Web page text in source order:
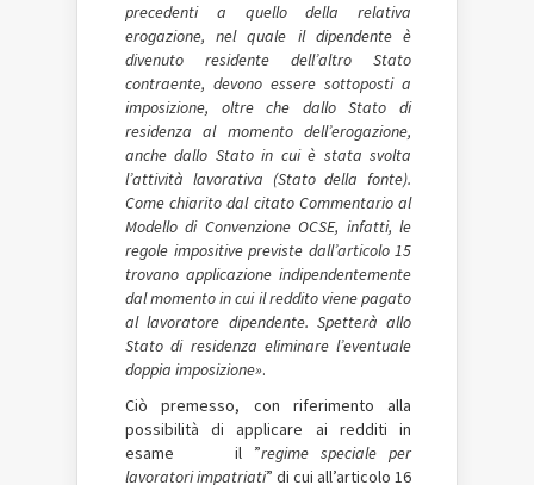
precedenti a quello della relativa
erogazione, nel quale il dipendente è
divenuto residente dell’altro Stato
contraente, devono essere sottoposti a
imposizione, oltre che dallo Stato di
residenza al momento dell’erogazione,
anche dallo Stato in cui è stata svolta
l’attività lavorativa (Stato della fonte).
Come chiaritodal citato Commentario al
Modello di Convenzione OCSE, infatti, le
regole impositive previste dall’articolo 15
trovano applicazione indipendentemente
dal momento in cui il reddito viene pagato
al lavoratore dipendente. Spetterà allo
Stato di residenza eliminare l’eventuale
doppia imposizione».
Ciò premesso, con riferimento alla
possibilità di applicare ai redditi in
esame il ”regime speciale per
lavoratori impatriati” di cui all’articolo 16